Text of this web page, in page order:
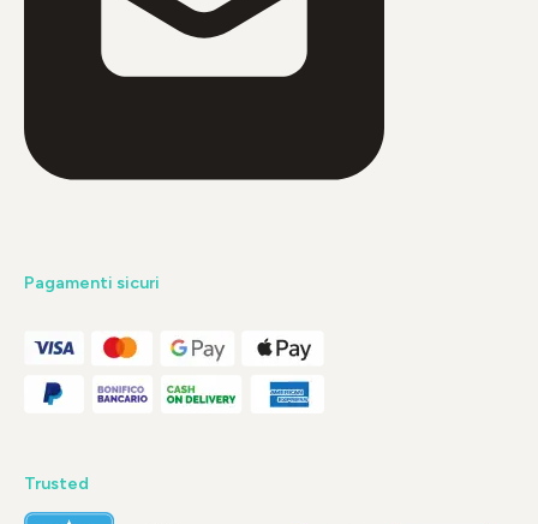
Pagamenti sicuri
Trusted